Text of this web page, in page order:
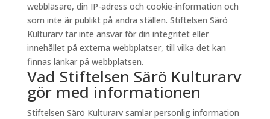
webbläsare, din IP-adress och cookie-information och
som inte är publikt på andra ställen. Stiftelsen Särö
Kulturarv tar inte ansvar för din integritet eller
innehållet på externa webbplatser, till vilka det kan
finnas länkar på webbplatsen.
Vad Stiftelsen Särö Kulturarv
gör med informationen
Stiftelsen Särö Kulturarv samlar personlig information